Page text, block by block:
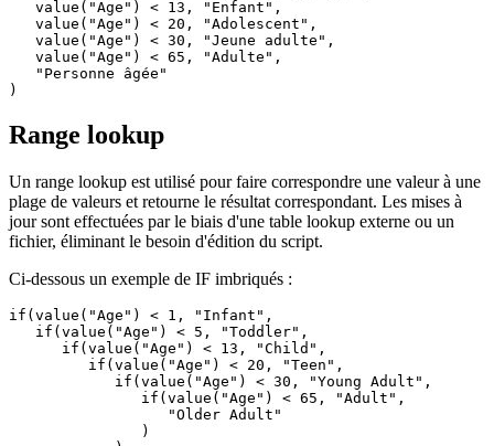
)
Range lookup
Un range lookup est utilisé pour faire correspondre une valeur à une
plage de valeurs et retourne le résultat correspondant. Les mises à
jour sont effectuées par le biais d'une table lookup externe ou un
fichier, éliminant le besoin d'édition du script.
Ci-dessous un exemple de IF imbriqués :
if(value("Age") < 1, "Infant",